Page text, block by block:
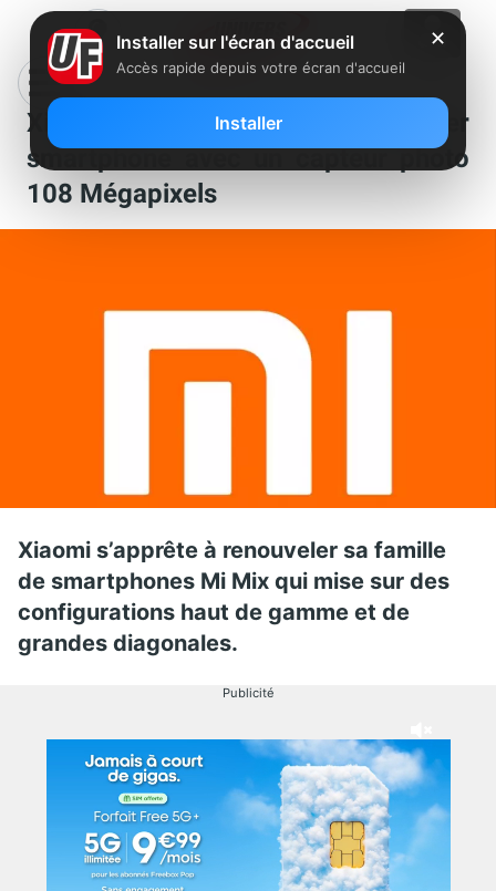
Xiaomi Mi Mix Alpha : le premier
smartphone avec un capteur photo
108 Mégapixels
Xiaomi s’apprête à renouveler sa famille
de smartphones Mi Mix qui mise sur des
configurations haut de gamme et de
grandes diagonales.
Publicité
✕
Installer sur l'écran d'accueil
Accès rapide depuis votre écran d'accueil
Installer